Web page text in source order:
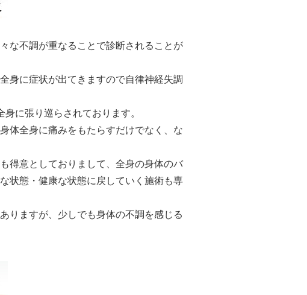
な不調が重なることで診断されることが
身に症状が出てきますので自律神経失調
に張り巡らされております。
体全身に痛みをもたらすだけでなく、な
得意としておりまして、全身の身体のバ
状態・健康な状態に戻していく施術も専
りますが、少しでも身体の不調を感じる